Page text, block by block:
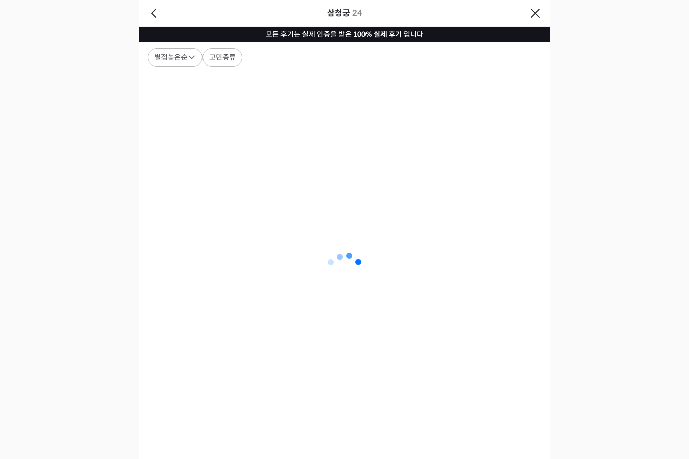
삼청궁 24
모든 후기는 실제 인증을 받은 100% 실제 후기 입니다
별점높은순 고민종류